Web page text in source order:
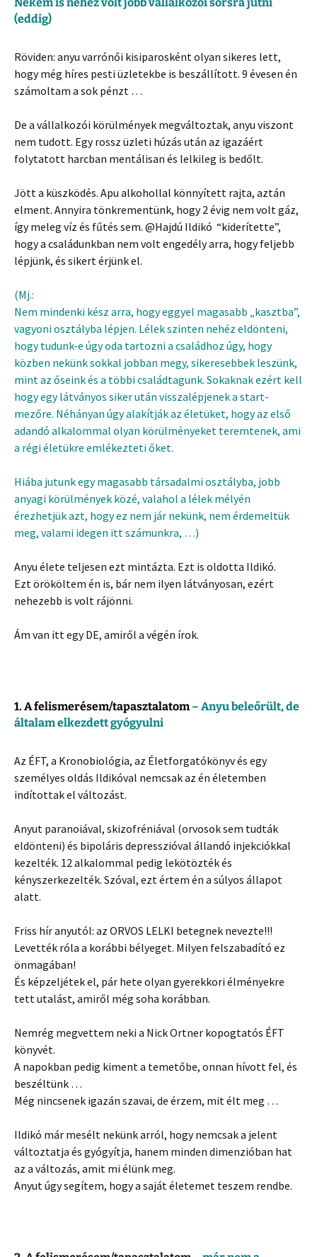
Nekem is nehéz volt jobb vállalkozói sorsra jutni
(eddig)
Röviden: anyu varrónői kisiparosként olyan sikeres lett,
hogy még híres pesti üzletekbe is beszállított. 9 évesen én
számoltam a sok pénzt …
De a vállalkozói körülmények megváltoztak, anyu viszont
nem tudott. Egy rossz üzleti húzás után az igazáért
folytatott harcban mentálisan és lelkileg is bedőlt.
Jött a küszködés. Apu alkohollal könnyített rajta, aztán
elment. Annyira tönkrementünk, hogy 2 évig nem volt gáz,
így meleg víz és fűtés sem. @Hajdú Ildikó “kiderítette”,
hogy a családunkban nem volt engedély arra, hogy feljebb
lépjünk, és sikert érjünk el.
(Mj.:
Nem mindenki kész arra, hogy eggyel magasabb „kasztba”,
vagyoni osztályba lépjen. Lélek szinten nehéz eldönteni,
hogy tudunk-e úgy oda tartozni a családhoz úgy, hogy
közben nekünk sokkal jobban megy, sikeresebbek leszünk,
mint az őseink és a többi családtagunk. Sokaknak ezért kell
hogy egy látványos siker után visszalépjenek a start-
mezőre. Néhányan úgy alakítják az életüket, hogy az első
adandó alkalommal olyan körülményeket teremtenek, ami
a régi életükre emlékezteti őket.
Hiába jutunk egy magasabb társadalmi osztályba, jobb
anyagi körülmények közé, valahol a lélek mélyén
érezhetjük azt, hogy ez nem jár nekünk, nem érdemeltük
meg, valami idegen itt számunkra, …)
Anyu élete teljesen ezt mintázta. Ezt is oldotta Ildikó.
Ezt örököltem én is, bár nem ilyen látványosan, ezért
nehezebb is volt rájönni.
Ám van itt egy DE, amiről a végén írok.
1. A felismerésem/tapasztalatom– Anyu beleőrült, de
általam elkezdett gyógyulni
Az ÉFT, a Kronobiológia, az Életforgatókönyv és egy
személyes oldás Ildikóval nemcsak az én életemben
indítottak el változást.
Anyut paranoiával, skizofréniával (orvosok sem tudták
eldönteni) és bipoláris depresszióval állandó injekciókkal
kezelték. 12 alkalommal pedig lekötözték és
kényszerkezelték. Szóval, ezt értem én a súlyos állapot
alatt.
Friss hír anyutól: az ORVOS LELKI betegnek nevezte!!!
Levették róla a korábbi bélyeget. Milyen felszabadító ez
önmagában!
És képzeljétek el, pár hete olyan gyerekkori élményekre
tett utalást, amiről még soha korábban.
Nemrég megvettem neki a Nick Ortner kopogtatós ÉFT
könyvét.
A napokban pedig kiment a temetőbe, onnan hívott fel, és
beszéltünk …
Még nincsenek igazán szavai, de érzem, mit élt meg …
Ildikó már mesélt nekünk arról, hogy nemcsak a jelent
változtatja és gyógyítja, hanem minden dimenzióban hat
az a változás, amit mi élünk meg.
Anyut úgy segítem, hogy a saját életemet teszem rendbe.